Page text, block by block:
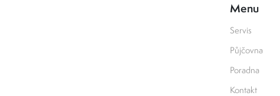
Menu
Servis
Půjčovna
Poradna
Kontakt